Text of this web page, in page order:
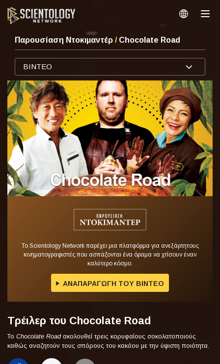
Παρουσίαση Ντοκιμαντέρ / Chocolate Road
ΒΙΝΤΕΟ
Το Scientology Network παρέχει μια πλατφόρμα για ανεξάρτητους
κινηματογραφιστές που ασπάζονται ένα όραμα να χτίσουν έναν
καλύτερο κόσμο.
ΑΝΑΠΑΡΑΓΩΓΗ ΤΟΥ ΒΙΝΤΕΟ
Τρέιλερ του Chocolate Road
Το Chocolate Roadακολουθεί τρεις κορυφαίους σοκολατοποιούς
καθώς αναζητούν τους σπόρους του κακάου με την ύψιστη ποιότητα.